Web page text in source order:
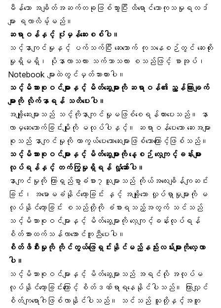
မီန်သော အချိတ်အဆက်တခုဖြစ်သွားပြီး ထိရောင်သောကုသမှုရလဒ်
များ ရလာလိမ့်မည်။
ဆရာဝန်နှင့် ပုံမှန်ဆေးစစ်ပါ။
သင့်နာကျင်မှုနှင့် ပက်သက်ပြီး ဆေးသောက် ကုသနေစဉ်တွင် ဆေးတိုး
မှုရှိမရှိ၊ ပိုနာလာသလား သက်သာသလား စသည်ဖြင့် စာအုပ်၊
Notebook များထဲတွင်မှတ်သားထားပါ။
သင့်မိသားစုဝင်များနှင့် မိတ်ဆွေများကို ဆရာဝန်၏ ညွှန်ကြားချက်
များကို လိုက်နာရန် သတိပေးပါ။
အချို့ဆေးများသည် သင့်ကိုနာကျင်မှုမဖြစ်စေရန်တားပေးသည်။ နာ
လာမှဆေးသောက်ခြင်းမျိုးကို မလုပ်ပါနှင့်။ ဆရာဝန်ပေးသော ဆေးအများ
စုသည် နာကျင်မှုကို ကာကွယ်ပေးသောဆေးများဖြစ်သောကြောင့်ဖြစ်သည်။
သင့်မိသားစုဝင်များနှင့် မိတ်ဆွေများကို နေ့စဉ် လေ့ကျင့်ခန်းများ
လုပ်ရန်နှင့် တက်ကြွမှုရှိရန် လှုံ့ဆော်ပါ။
နာကျင်မှုကို ကြာရှည်စွာခံစား၇သူများသည် ကိုယ်အလေးချိန်ကျဆင်း
ခြင်း၊ အမောမခံနိုင်တော့ခြင်း နှင့် အချို့သော လှုပ်ရှာမှုများကို မ
လုပ်နိုင်တော့ခြင်း စသည်တို့ကို ခံစားရသည့်အတွက် သင်သည်
သင့်မိသားစုဝင်များနှင့် မိတ်ဆွေများကို လေ့ကျင့်ခန်းလုပ်ရန်
စိတ်အားထက်သန်လာအောင်ကူညီပေးပါ။
စိတ်ဖိစီးမှုကို ကိုင်တွယ်ဖြေရှင်းနိုင်မည့်နည်းလမ်းများကိုလေ့လာ
ပါ။
သင့်မိသားစုဝင်များနှင့် မိတ်ဆွေများသည် အရင်လို အလုပ်မ
လုပ်နိုင်တော့ခြင်းကြောင့် စိတ်ဒဏ်ရာရနေနိုင်ပါသည်။ ကြာလျှင်
စိတ်ကျရောဂါဖြစ်လာနိုင်ပါသည်။ သင်သည် သူတို့နှင့်အတူ